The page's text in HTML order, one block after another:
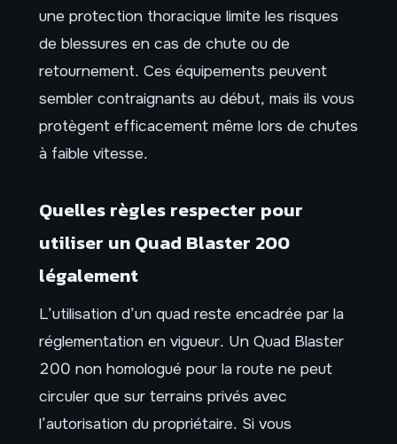
une protection thoracique limite les risques
de blessures en cas de chute ou de
retournement. Ces équipements peuvent
sembler contraignants au début, mais ils vous
protègent efficacement même lors de chutes
à faible vitesse.
Quelles règles respecter pour
utiliser un Quad Blaster 200
légalement
L’utilisation d’un quad reste encadrée par la
réglementation en vigueur. Un Quad Blaster
200 non homologué pour la route ne peut
circuler que sur terrains privés avec
l’autorisation du propriétaire. Si vous